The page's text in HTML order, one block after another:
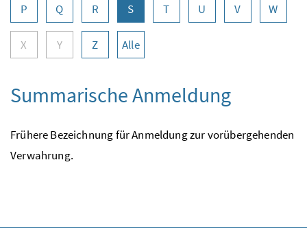
P Q R S T U V W
X Y Z Alle
Summarische Anmeldung
Frühere Bezeichnung für Anmeldung zur vorübergehenden
Verwahrung.